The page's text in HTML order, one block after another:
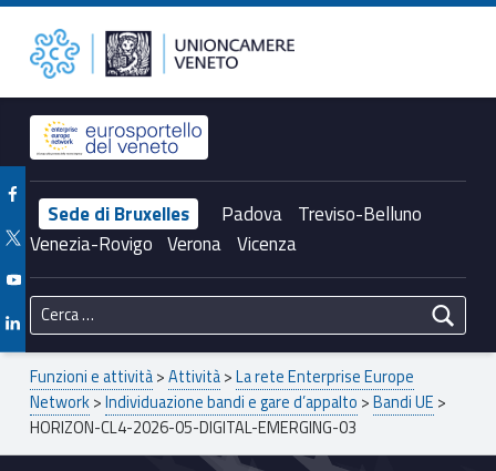
HORIZON-CL4-2026-05-DIGITAL-EMERGING-03 – Unioncamere del Veneto Unioncamere del Veneto
Header info sidebar
Sede di Bruxelles Padova Treviso-Belluno
Venezia-Rovigo Verona Vicenza
Facebook Unioncamere Veneto
Twitter Unioncamere Veneto
Youtube Unioncamere Veneto
Linkedin Unioncamere Veneto
Ricerca per:
Breadcrumbs navigation
Funzioni e attività>Attività>La rete Enterprise Europe
Network>Individuazione bandi e gare d’appalto >Bandi UE >
HORIZON-CL4-2026-05-DIGITAL-EMERGING-03